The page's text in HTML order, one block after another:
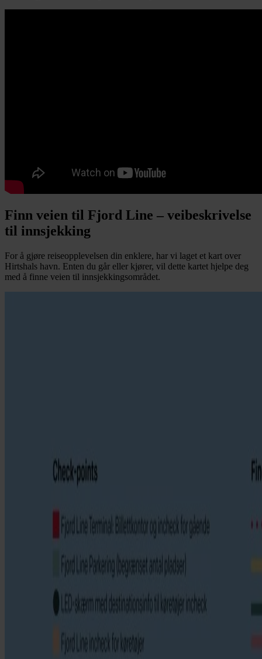
Finn veien til Fjord Line – veibeskrivelse
til innsjekking
For å gjøre reiseopplevelsen din enklere, har vi laget et kart over
Hirtshals havn. Enten du går eller kjører, vil dette kartet hjelpe deg
med å finne veien til innsjekkingsområdet.